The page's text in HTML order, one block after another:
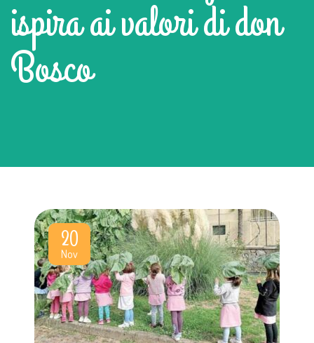
ispira ai valori di don
Bosco
20
Nov